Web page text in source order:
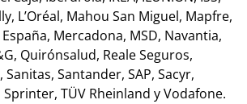
L’Oréal, Mahou San Miguel, Mapfre,
Mercadona, MSD, Navantia,
Quirónsalud, Reale Seguros,
Sanitas, Santander, SAP, Sacyr,
Sprinter, TÜV Rheinland y Vodafone.